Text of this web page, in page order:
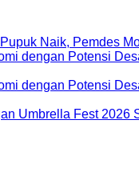
Naik, Pemdes
Umbrella Fest 2026